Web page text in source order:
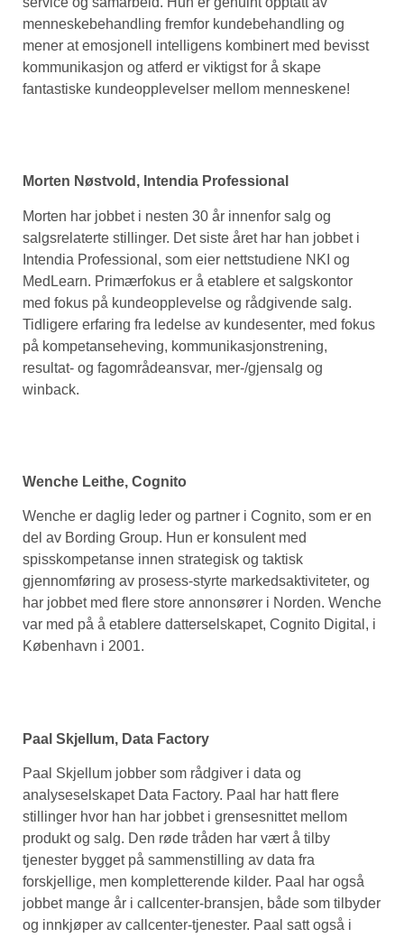
menneskebehandling fremfor kundebehandling og
mener at emosjonell intelligens kombinert med bevisst
kommunikasjon og atferd er viktigst for å skape
fantastiske kundeopplevelser mellom menneskene!
Morten Nøstvold, Intendia Professional
Morten har jobbet i nesten 30 år innenfor salg og
salgsrelaterte stillinger. Det siste året har han jobbet i
Intendia Professional, som eier nettstudiene NKI og
MedLearn. Primærfokus er å etablere et salgskontor
med fokus på kundeopplevelse og rådgivende salg.
Tidligere erfaring fra ledelse av kundesenter, med fokus
på kompetanseheving, kommunikasjonstrening,
resultat- og fagområdeansvar, mer-/gjensalg og
winback.
Wenche Leithe, Cognito
Wenche er daglig leder og partner i Cognito, som er en
del av Bording Group. Hun er konsulent med
spisskompetanse innen strategisk og taktisk
gjennomføring av prosess-styrte markedsaktiviteter, og
har jobbet med flere store annonsører i Norden. Wenche
var med på å etablere datterselskapet, Cognito Digital, i
København i 2001.
Paal Skjellum, Data Factory
Paal Skjellum jobber som rådgiver i data og
analyseselskapet Data Factory. Paal har hatt flere
stillinger hvor han har jobbet i grensesnittet mellom
produkt og salg. Den røde tråden har vært å tilby
tjenester bygget på sammenstilling av data fra
forskjellige, men kompletterende kilder. Paal har også
jobbet mange år i callcenter-bransjen, både som tilbyder
og innkjøper av callcenter-tjenester. Paal satt også i